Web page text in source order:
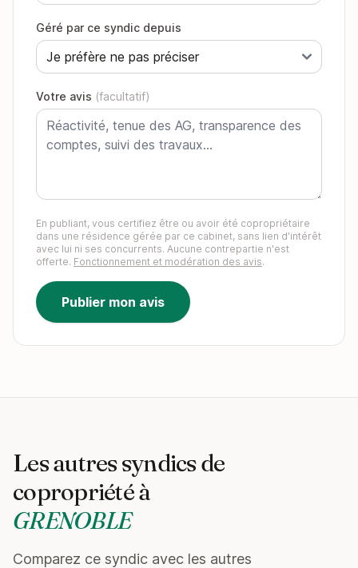
Géré par ce syndic depuis
Votre avis (facultatif)
En publiant, vous certifiez être ou avoir été copropriétaire
dans une résidence gérée par ce cabinet, sans lien d'intérêt
avec lui ni ses concurrents. Aucune contrepartie n'est
offerte. Fonctionnement et modération des avis.
Publier mon avis
Les autres syndics de
copropriété à
GRENOBLE
Comparez ce syndic avec les autres